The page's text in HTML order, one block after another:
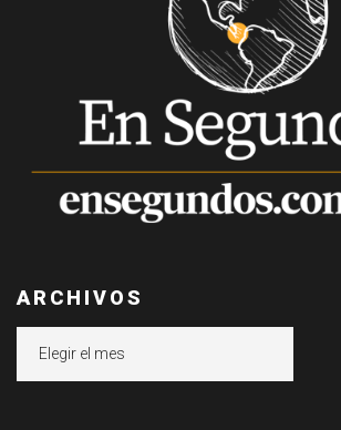
ARCHIVOS